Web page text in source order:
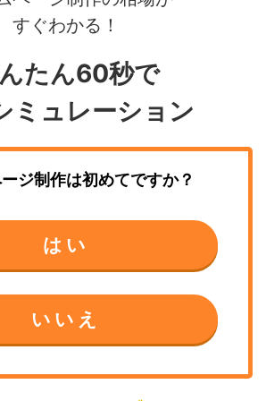
すぐわかる！
たん60秒で
ミュレーション
ジ制作は初めてですか？
はい
いいえ